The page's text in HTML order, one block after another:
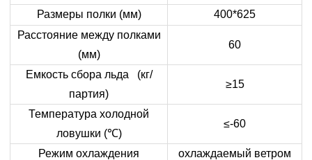
Размеры полки (мм)
400*625
Расстояние между полками
(мм)
60
Емкость сбора льда (кг/
партия)
≥15
Температура холодной
ловушки (℃)
≤-60
Режим охлаждения
охлаждаемый ветром